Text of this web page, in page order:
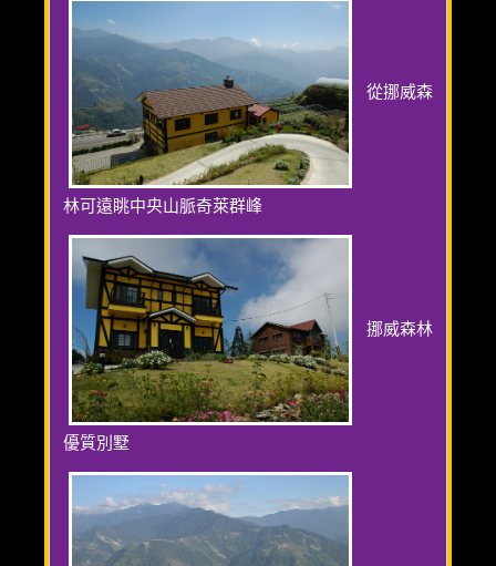
從挪威森
林可遠眺中央山脈奇萊群峰
挪威森林
優質別墅